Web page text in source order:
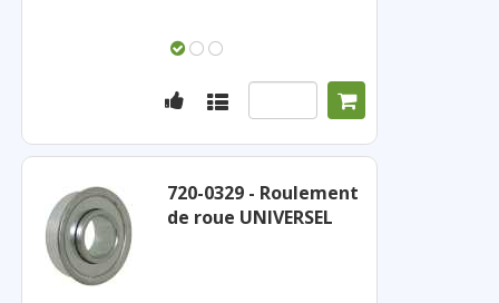
720-0329 - Roulement
de roue UNIVERSEL